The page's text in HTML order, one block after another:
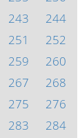
243
244
251
252
259
260
267
268
275
276
283
284